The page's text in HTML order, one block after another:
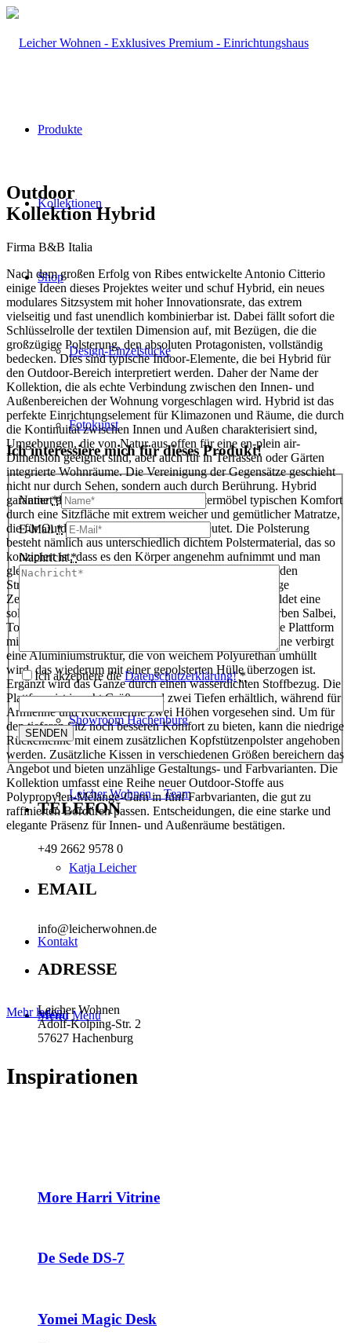
Produkte
Kollektionen
Shop
Design-Einzelstücke
Fotokunst
3D Visualisierungen
Geschenkgutscheine
Showroom Hachenburg
Leicher Wohnen – Team
Katja Leicher
Kontakt
Menü Menü
Outdoor
Kollektion Hybrid
Firma B&B Italia
Nach dem großen Erfolg von Ribes entwickelte Antonio Citterio
einige Ideen dieses Projektes weiter und schuf Hybrid, ein neues
modulares Sitzsystem mit hoher Innovationsrate, das extrem
vielseitig und fast unendlich kombinierbar ist. Dabei fällt sofort die
Schlüsselrolle der textilen Dimension auf, mit Bezügen, die die
großzügige Polsterung, den absoluten Protagonisten, vollständig
bedecken. Dies sind typische Indoor-Elemente, die bei Hybrid für
den Outdoor-Bereich interpretiert werden. Daher der Name der
Kollektion, die als echte Verbindung zwischen den Innen- und
Außenbereichen der Wohnung vorgeschlagen wird. Hybrid ist das
perfekte Einrichtungselement für Klimazonen und Räume, die durch
die Kontinuität zwischen Innen und Außen charakterisiert sind,
Umgebungen, die von Natur aus offen für eine en-plein air-
Dimension geeignet sind, aber auch für in Terrassen oder Gärten
integrierte Wohnräume. Die Vereinigung der Gegensätze geschieht
nicht nur durch Sehen, sondern auch durch Berührung. Hybrid
garantiert den für traditionelle Innenpolstermöbel typischen Komfort
durch eine Sitzfläche mit extrem weicher und gemütlicher Matratze,
die für Outdoor-Möbel eine Neuheit bedeutet. Die Polsterung
besteht nämlich aus unterschiedlich dichtem Polstermaterial, das so
konzipiert ist, dass es den Körper angenehm aufnimmt und man
gleichzeitig gestützt wird, ohne einzusinken. Die tragenden
Strukturen sind fast unsichtbar und der Sitz scheint einige
Zentimeter über dem Boden zu schweben. Die Basis bildet eine
solide Rahmenstruktur aus stranggepresstem, in den Farben Salbei,
Ton und Anthrazit lackiertem Aluminium, die durch eine Plattform
mit Glasfaserlatten vervollständigt wird. Die Rückenlehne verbirgt
eine Aluminiumstruktur, die von weichem Polyurethan umhüllt
wird, das wiederum mit einer gepolsterten Hülle überzogen ist.
Ergänzt wird das Ganze durch einen wasserdichten Stoffbezug. Die
Plattform ist in acht Größen und zwei Tiefen erhältlich, während für
Armlehne und Rückenlehne zwei Höhen vorgesehen sind. Um für
den tieferen Sitz noch besseren Komfort zu bieten, kann die niedrige
Rückenlehne mit einem zusätzlichen Kopfstützenpolster angehoben
werden. Zusätzliche Kissen in verschiedenen Größen bereichern das
Angebot und bieten unzählige Gestaltungs- und Farbvarianten. Die
Kollektion umfasst eine Reihe neuer Outdoor-Stoffe aus
Polypropylen-Mélange-Garn in fünf Farbvarianten, die gut zu
raffinierten Bordüren passen. Entscheidungen, die eine starke und
elegante Präsenz für Innen- und Außenräume bestätigen.
Mehr laden
Ich interessiere mich für dieses Produkt!
Name*
E-Mail*
Nachricht*
Ich akzeptiere dieDatenschutzerklärung! *
TELEFON
+49 2662 9578 0
EMAIL
info@leicherwohnen.de
ADRESSE
Leicher Wohnen
Adolf-Kolping-Str. 2
57627 Hachenburg
Inspirationen
More Harri Vitrine
De Sede DS-7
Yomei Magic Desk